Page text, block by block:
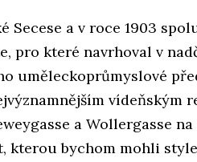
a v roce 1903
pro které navrhoval v
uměleckoprůmyslové
vídeňským
a Wollergasse na
kterou bychom mohli